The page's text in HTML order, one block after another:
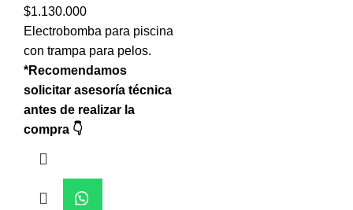
$1.130.000
Electrobomba para piscina
con trampa para pelos.
*Recomendamos
solicitar asesoría técnica
antes de realizar la
compra 👇